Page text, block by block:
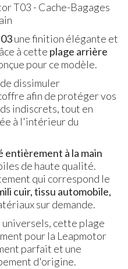
T03 - Cache-Bagages
une finition élégante et
à cette plage arrière
pour ce modèle.
dissimuler
afin de protéger vos
indiscrets, tout en
à l'intérieur du
entièrement à la main
de haute qualité.
qui correspond le
cuir, tissu automobile,
sur demande.
cette plage
pour la Leapmotor
parfait et une
d'origine.